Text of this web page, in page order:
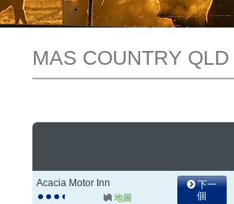
MAS COUNTRY QLD
Acacia Motor Inn
地圖
下一
個